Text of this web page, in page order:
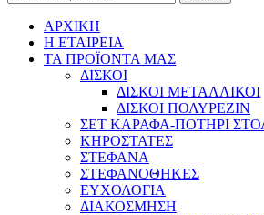
ΑΡΧΙΚΗ
Η ΕΤΑΙΡΕΙΑ
ΤΑ ΠΡΟΪΟΝΤΑ ΜΑΣ
ΔΙΣΚΟΙ
ΔΙΣΚΟΙ ΜΕΤΑΛΛΙΚΟΙ
ΔΙΣΚΟΙ ΠΟΛΥΡΕΖΙΝ
ΣΕΤ ΚΑΡΑΦΑ-ΠΟΤΗΡΙ
ΚΗΡΟΣΤΑΤΕΣ
ΣΤΕΦΑΝΑ
ΣΤΕΦΑΝΟΘΗΚΕΣ
ΕΥΧΟΛΟΓΙΑ
ΔΙΑΚΟΣΜΗΣΗ